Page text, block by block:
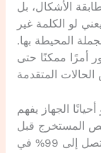
الأشكال، بل
لو الكلمة غير
المحيطة بها.
أمرًا ممكنًا حتى
الجهاز يفهم
المستخرج قبل
اعتماده رسميًا في أي عمل مهم. الدقة قد تصل إلى 99% في